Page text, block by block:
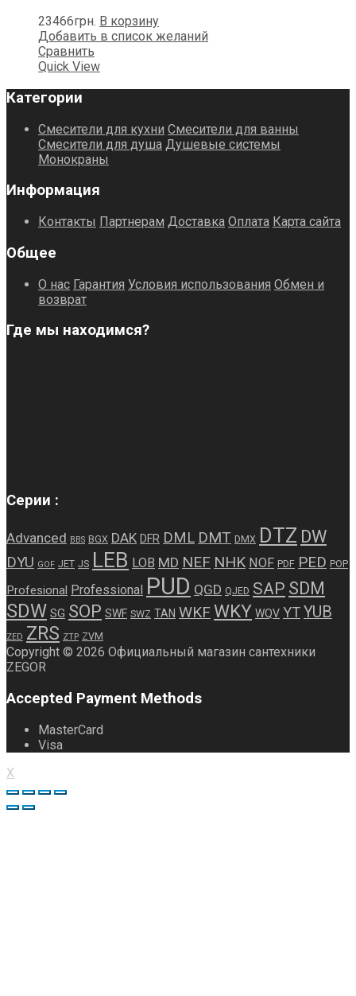
23466грн. В корзину
Добавить в список желаний
Сравнить
Quick View
Категории
Смесители для кухни Смесители для ванны
Смесители для душа Душевые системы
Монокраны
Информация
Контакты Партнерам Доставка Оплата Карта сайта
Общее
О нас Гарантия Условия использования Обмен и
возврат
Где мы находимся?
Серии :
Advanced BBS BGX DAK DFR DML DMT DMX DTZ DW
DYU GOF JET JS LEB LOB MD NEF NHK NOF PDF PED POP
Profesional Professional PUD QGD QJED SAP SDM
SDW SG SOP SWF SWZ TAN WKFWKY WQV YTYUB
ZED ZRS ZTP ZVM
Copyright © 2026 Официальный магазин сантехники
ZEGOR
Accepted Payment Methods
MasterCard
Visa
X